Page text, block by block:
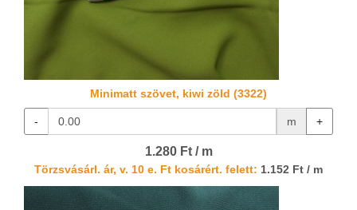
Minimatt szövet, kiwi zöld (3322)
- m +
1.280 Ft / m
Törzsvásárl. ár, v. 10 e. Ft kosárért. felett: 1.152 Ft / m